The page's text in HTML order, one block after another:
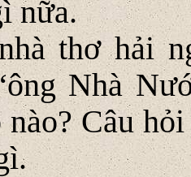
nữa.
thơ hải
Nhà
Câu